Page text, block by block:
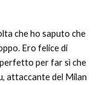
che ho saputo che
Ero felice di
per far sì che
attaccante del Milan